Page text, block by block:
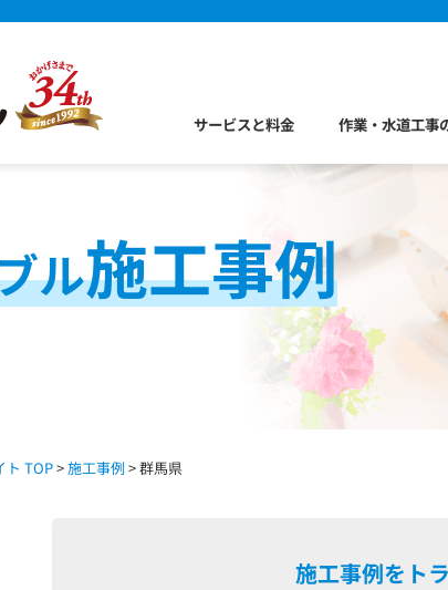
サービスと料金 作業・水道工事
ル施工事例
ト TOP>施工事例 > 群馬県
施工事例をト